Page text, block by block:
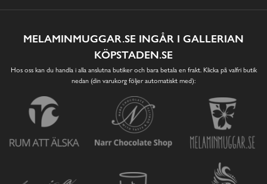
MELAMINMUGGAR.SE INGÅR I GALLERIAN
KÖPSTADEN.SE
Hos oss kan du handla i alla anslutna butiker och bara betala en frakt. Klicka på valfri butik
nedan (din varukorg följer automatiskt med):